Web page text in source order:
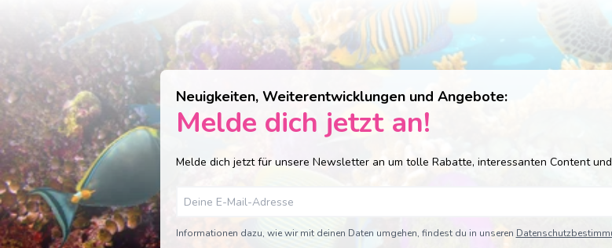
Neuigkeiten, Weiterentwicklungen und Angebote:
Melde dich jetzt an!
Melde dich jetzt für unsere Newsletter an um tolle Rabatte, interessanten Content
Informationen dazu, wie wir mit deinen Daten umgehen, findest du in unseren